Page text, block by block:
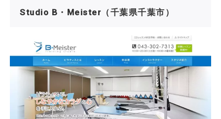
Studio B・Meister（千葉県千葉市）